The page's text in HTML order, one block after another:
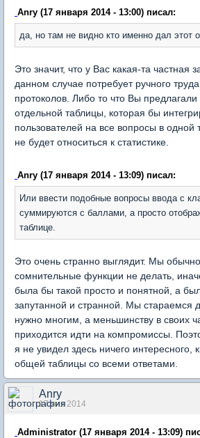
Anry (17 января 2014 - 13:00) писал:
да, но там не видно кто именно дал этот
Это значит, что у Вас какая-та частная
данном случае потребует ручного
протоколов. Либо то что Вы
отдельной таблицы, которая бы
пользователей на все вопросы в одной
не будет относиться к статистике.
Anry (17 января 2014 - 13:09) писал:
Или ввести подобные вопросы ввода с
суммируются с баллами, а просто
таблице.
Это очень странно выглядит. Мы
сомнительные функции не делать,
была бы такой просто и понятной, а
запутанной и странной. Мы стараемся
нужно многим, а меньшинству в своих
приходится идти на компромиссы.
я не увидел здесь ничего интересного,
общей таблицы со всеми ответами.
Anry
17 янв 2014
Administrator (17 января 2014 - 13:09)